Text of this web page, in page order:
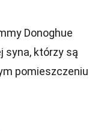
Donoghue
syna, którzy są
pomieszczeniu